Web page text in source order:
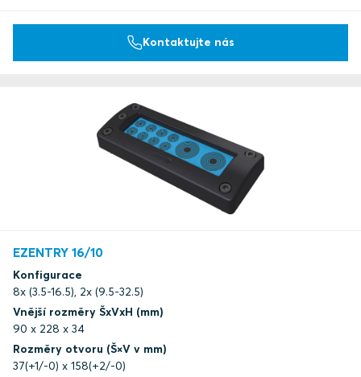
Kontaktujte nás
EZENTRY 16/10
Konfigurace
8x (3.5-16.5), 2x (9.5-32.5)
Vnější rozměry ŠxVxH (mm)
90 x 228 x 34
Rozměry otvoru (Š×V v mm)
37(+1/-0) x 158(+2/-0)